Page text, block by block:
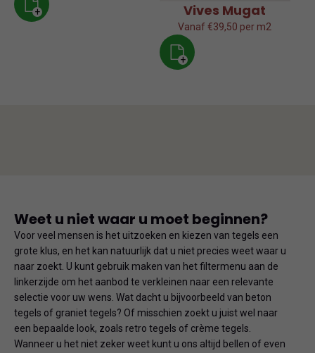
+ Vives Mugat
Vanaf €39,50 per m2
+
Weet u niet waar u moet beginnen?
Voor veel mensen is het uitzoeken en kiezen van tegels een
grote klus, en het kan natuurlijk dat u niet precies weet waar u
naar zoekt. U kunt gebruik maken van het filtermenu aan de
linkerzijde om het aanbod te verkleinen naar een relevante
selectie voor uw wens. Wat dacht u bijvoorbeeld van beton
tegels of graniet tegels? Of misschien zoekt u juist wel naar
een bepaalde look, zoals retro tegels of crème tegels.
Wanneer u het niet zeker weet kunt u ons altijd bellen of even